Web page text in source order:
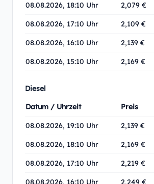
08.08.2026, 18:10 Uhr 2,079 €
08.08.2026, 17:10 Uhr 2,109 €
08.08.2026, 16:10 Uhr 2,139 €
08.08.2026, 15:10 Uhr 2,169 €
Diesel
Datum / Uhrzeit
Preis
08.08.2026, 19:10 Uhr 2,139 €
08.08.2026, 18:10 Uhr 2,169 €
08.08.2026, 17:10 Uhr 2,219 €
08.08.2026, 16:10 Uhr 2,249 €